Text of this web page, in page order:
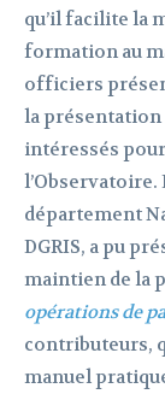
qu’il facilite la
formation au
officiers
la
intéressés
l’Observatoire.
département
DGRIS, a pu
maintien de la
opérations de
contributeurs,
manuel